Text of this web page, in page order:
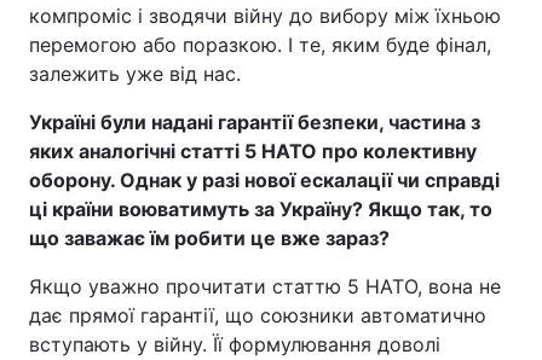
компроміс і зводячи війну до вибору між їхньою
перемогою або поразкою. І те, яким буде фінал,
залежить уже від нас.
Україні були надані гарантії безпеки, частина з
яких аналогічні статті 5 НАТО про колективну
оборону. Однак у разі нової ескалації чи справді
ці країни воюватимуть за Україну? Якщо так, то
що заважає їм робити це вже зараз?
Якщо уважно прочитати статтю 5 НАТО, вона не
дає прямої гарантії, що союзники автоматично
вступають у війну. Її формулювання доволі